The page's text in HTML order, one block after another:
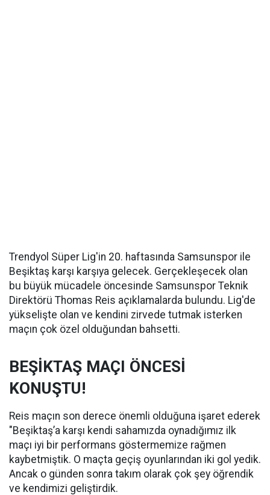
Trendyol Süper Lig'in 20. haftasında Samsunspor ile
Beşiktaş karşı karşıya gelecek. Gerçekleşecek olan
bu büyük mücadele öncesinde Samsunspor Teknik
Direktörü Thomas Reis açıklamalarda bulundu. Lig'de
yükselişte olan ve kendini zirvede tutmak isterken
maçın çok özel olduğundan bahsetti.
BEŞİKTAŞ MAÇI ÖNCESİ
KONUŞTU!
Reis maçın son derece önemli olduğuna işaret ederek
"Beşiktaş’a karşı kendi sahamızda oynadığımız ilk
maçı iyi bir performans göstermemize rağmen
kaybetmiştik. O maçta geçiş oyunlarından iki gol yedik.
Ancak o günden sonra takım olarak çok şey öğrendik
ve kendimizi geliştirdik.